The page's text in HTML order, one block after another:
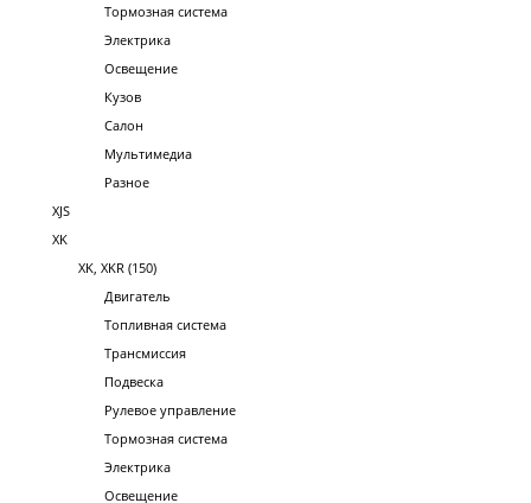
Тормозная система
Электрика
Освещение
Кузов
Салон
Мультимедиа
Разное
XJS
XK
XK, XKR (150)
Двигатель
Топливная система
Трансмиссия
Подвеска
Рулевое управление
Тормозная система
Электрика
Освещение